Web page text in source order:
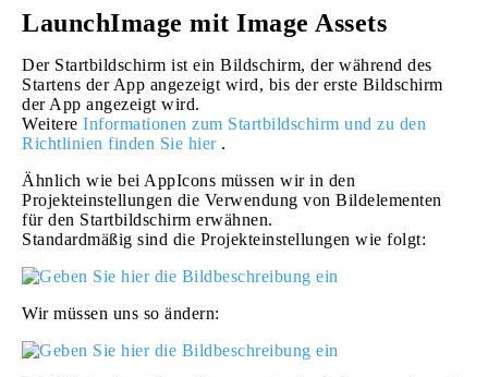
LaunchImage mit Image Assets
Der Startbildschirm ist ein Bildschirm, der während des
Startens der App angezeigt wird, bis der erste Bildschirm
der App angezeigt wird.
Weitere Informationen zum Startbildschirm und zu den
Richtlinien finden Sie hier.
Ähnlich wie bei AppIcons müssen wir in den
Projekteinstellungen die Verwendung von Bildelementen
für den Startbildschirm erwähnen.
Standardmäßig sind die Projekteinstellungen wie folgt:
Wir müssen uns so ändern: